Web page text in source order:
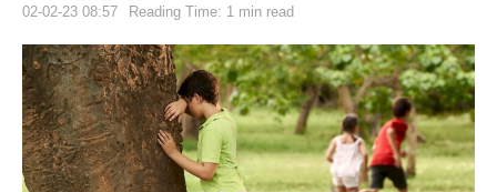
02-02-23 08:57 Reading Time: 1 min read